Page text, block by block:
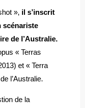
», il s’inscrit
scénariste
de l’Australie.
« Terras
et « Terra
l’Australie.
de la